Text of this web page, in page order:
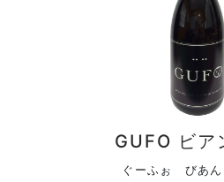
GUFO ビア
ぐーふぉ びあ